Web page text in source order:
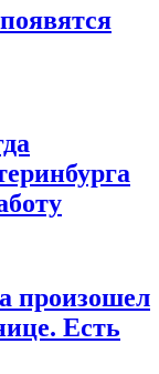
произошел
Есть